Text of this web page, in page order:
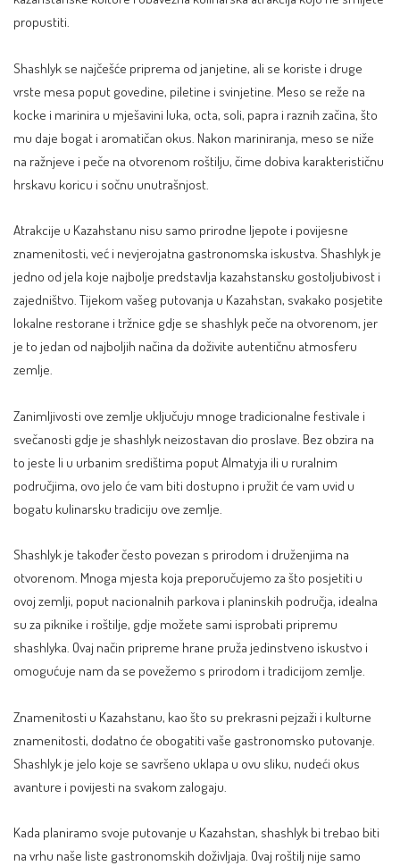
propustiti.
Shashlyk se najčešće priprema od janjetine, ali se koriste i druge
vrste mesa poput govedine, piletine i svinjetine. Meso se reže na
kocke i marinira u mješavini luka, octa, soli, papra i raznih začina, što
mu daje bogat i aromatičan okus. Nakon mariniranja, meso se niže
na ražnjeve i peče na otvorenom roštilju, čime dobiva karakterističnu
hrskavu koricu i sočnu unutrašnjost.
Atrakcije u Kazahstanu nisu samo prirodne ljepote i povijesne
znamenitosti, već i nevjerojatna gastronomska iskustva. Shashlyk je
jedno od jela koje najbolje predstavlja kazahstansku gostoljubivost i
zajedništvo. Tijekom vašeg putovanja u Kazahstan, svakako posjetite
lokalne restorane i tržnice gdje se shashlyk peče na otvorenom, jer
je to jedan od najboljih načina da doživite autentičnu atmosferu
zemlje.
Zanimljivosti ove zemlje uključuju mnoge tradicionalne festivale i
svečanosti gdje je shashlyk neizostavan dio proslave. Bez obzira na
to jeste li u urbanim središtima poput Almatyja ili u ruralnim
područjima, ovo jelo će vam biti dostupno i pružit će vam uvid u
bogatu kulinarsku tradiciju ove zemlje.
Shashlyk je također često povezan s prirodom i druženjima na
otvorenom. Mnoga mjesta koja preporučujemo za što posjetiti u
ovoj zemlji, poput nacionalnih parkova i planinskih područja, idealna
su za piknike i roštilje, gdje možete sami isprobati pripremu
shashlyka. Ovaj način pripreme hrane pruža jedinstveno iskustvo i
omogućuje nam da se povežemo s prirodom i tradicijom zemlje.
Znamenitosti u Kazahstanu, kao što su prekrasni pejzaži i kulturne
znamenitosti, dodatno će obogatiti vaše gastronomsko putovanje.
Shashlyk je jelo koje se savršeno uklapa u ovu sliku, nudeći okus
avanture i povijesti na svakom zalogaju.
Kada planiramo svoje putovanje u Kazahstan, shashlyk bi trebao biti
na vrhu naše liste gastronomskih doživljaja. Ovaj roštilj nije samo